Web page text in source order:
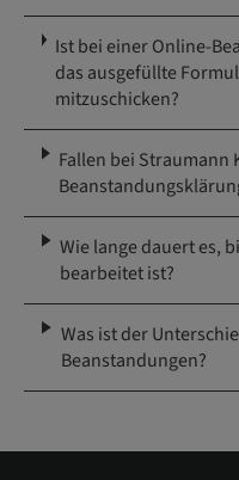
Ist bei einer
das ausgefüllte
mitzuschicken?
Fallen bei Straumann
Wie lange dauert es,
bearbeitet ist?
Was ist der
Beanstandungen?